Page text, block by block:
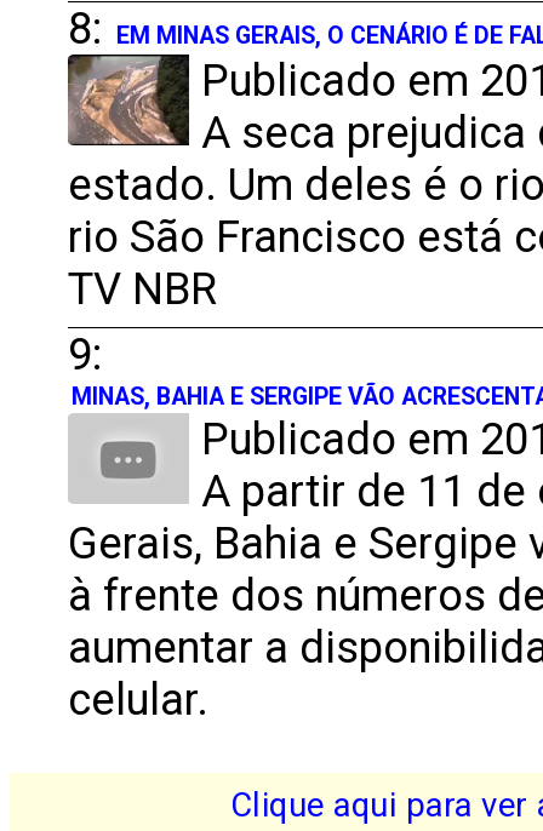
8:
EM MINAS GERAIS, O CENÁRIO É DE
Publicado em
A seca prejudica
estado. Um deles é o
rio São Francisco está
TV NBR
9:
MINAS, BAHIA E SERGIPE VÃO
Publicado em
A partir de 11 de
Gerais, Bahia e
à frente dos números
aumentar a
celular.
Clique aqui para